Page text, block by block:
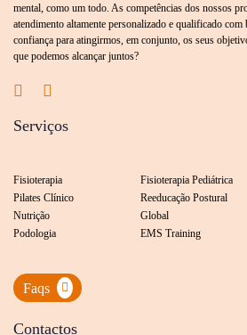
mental, como um todo. As competências dos nossos
atendimento altamente personalizado e qualificado com
confiança para atingirmos, em conjunto, os seus
que podemos alcançar juntos?
Serviços
Fisioterapia
Pilates Clínico
Nutrição
Podologia
Fisioterapia Pediátrica
Reeducação Postural
Global
EMS Training
Faqs
Contactos